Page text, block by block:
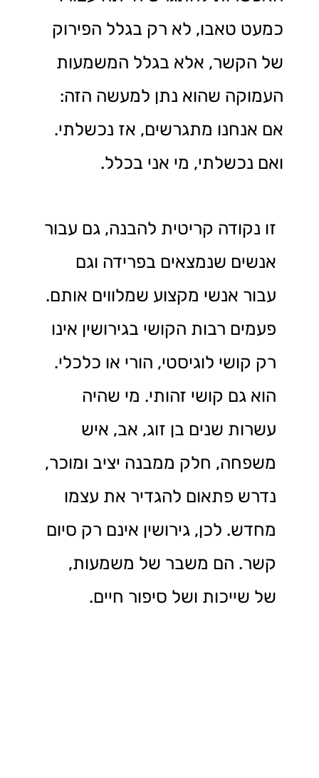
כמעט טאבו, לא רק בגלל הפירוק
של הקשר, אלא בגלל המשמעות
העמוקה שהוא נתן למעשה הזה:
אם אנחנו מתגרשים, אז נכשלתי.
ואם נכשלתי, מי אני בכלל.
זו נקודה קריטית להבנה, גם עבור
אנשים שנמצאים בפרידה וגם
עבור אנשי מקצוע שמלווים אותם.
פעמים רבות הקושי בגירושין אינו
רק קושי לוגיסטי, הורי או כלכלי.
הוא גם קושי זהותי. מי שהיה
עשרות שנים בן זוג, אב, איש
משפחה, חלק ממבנה יציב ומוכר,
נדרש פתאום להגדיר את עצמו
מחדש. לכן, גירושין אינם רק סיום
קשר. הם משבר של משמעות,
של שייכות ושל סיפור חיים.